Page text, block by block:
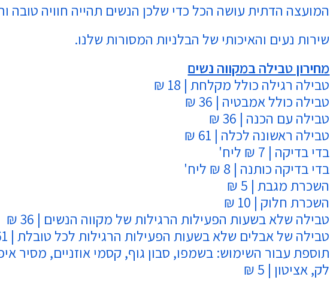
המועצה הדתית עושה הכל כדי שלכן הנשים תהייה חוויה טובה
שירות נעים והאיכותי של הבלניות המסורות שלנו.
מחירון טבילה במקווה נשים
טבילה רגילה כולל מקלחת | 18 ₪
טבילה כולל אמבטיה | 36 ₪
טבילה עם הכנה | 36 ₪
טבילה ראשונה לכלה | 61 ₪
בדי בדיקה | 7 ₪ ליח'
בדי בדיקה כותנה | 8 ₪ ליח'
השכרת מגבת | 5 ₪
השכרת חלוק | 10 ₪
טבילה שלא בשעות הפעילות הרגילות של מקווה הנשים | 36 ₪
טבילה של אבלים שלא בשעות הפעילות הרגילות לכל טובלת | 61 ₪
תוספת עבור השימוש: בשמפו, סבון גוף, קסמי אוזניים, מסיר
לק, אציטון | 5 ₪